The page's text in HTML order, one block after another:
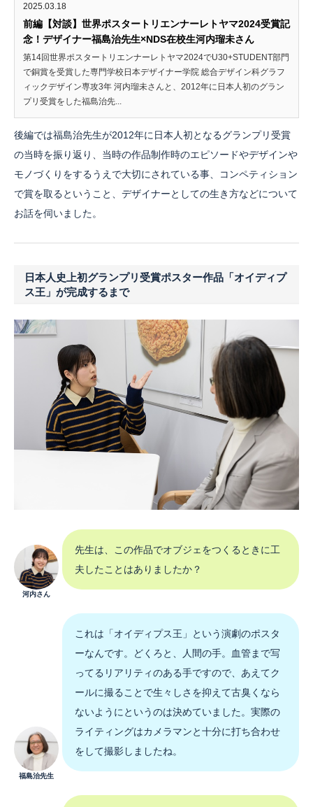
2025.03.18
前編【対談】世界ポスタートリエンナーレトヤマ2024受賞記
念！デザイナー福島治先生×NDS在校生河内瑠未さん
第14回世界ポスタートリエンナーレトヤマ2024でU30+STUDENT部門
で銅賞を受賞した専門学校日本デザイナー学院 総合デザイン科グラフ
ィックデザイン専攻3年 河内瑠未さんと、2012年に日本人初のグラン
プリ受賞をした福島治先...
後編では福島治先生が2012年に日本人初となるグランプリ受賞
の当時を振り返り、当時の作品制作時のエピソードやデザインや
モノづくりをするうえで大切にされている事、コンペティション
で賞を取るということ、デザイナーとしての生き方などについて
お話を伺いました。
日本人史上初グランプリ受賞ポスター作品「オイディプ
ス王」が完成するまで
河内さん
先生は、この作品でオブジェをつくるときに工
夫したことはありましたか？
福島治先生
これは「オイディプス王」という演劇のポスタ
ーなんです。どくろと、人間の手。血管まで写
ってるリアリティのある手ですので、あえてク
ールに撮ることで生々しさを抑えて古臭くなら
ないようにというのは決めていました。実際の
ライティングはカメラマンと十分に打ち合わせ
をして撮影しましたね。